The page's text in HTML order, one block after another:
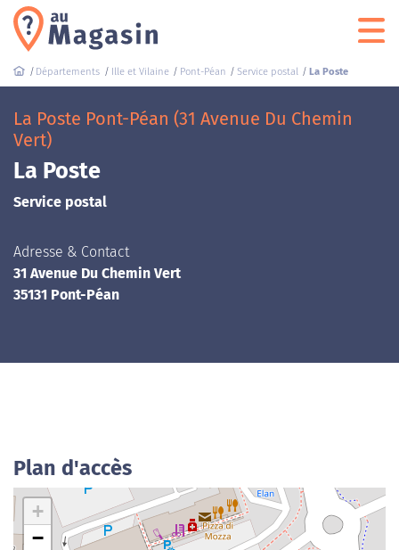
Départements Ille et Vilaine Pont-Péan Service postal La Poste
La Poste Pont-Péan (31 Avenue Du Chemin
Vert)
La Poste
Service postal
Adresse & Contact
31 Avenue Du Chemin Vert
35131 Pont-Péan
Plan d'accès
+
−